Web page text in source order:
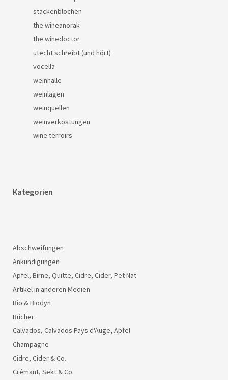
stackenblochen
the wineanorak
the winedoctor
utecht schreibt (und hört)
vocella
weinhalle
weinlagen
weinquellen
weinverkostungen
wine terroirs
Kategorien
Abschweifungen
Ankündigungen
Apfel, Birne, Quitte, Cidre, Cider, Pet Nat
Artikel in anderen Medien
Bio & Biodyn
Bücher
Calvados, Calvados Pays d'Auge, Apfel
Champagne
Cidre, Cider & Co.
Crémant, Sekt & Co.